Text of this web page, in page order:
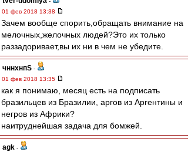
01 фев 2018 13:38
Зачем вообще спорить,обращать внимание на
мелочных,желочных людей?Это их только
раззадоривает,вы их ни в чем не убедите.
чннхнпS -
01 фев 2018 13:35
как я понимаю, месяц есть на подписать
бразильцев из Бразилии, аргов из Аргентины и
негров из Африки?
наитруднейшая задача для бомжей.
agk -